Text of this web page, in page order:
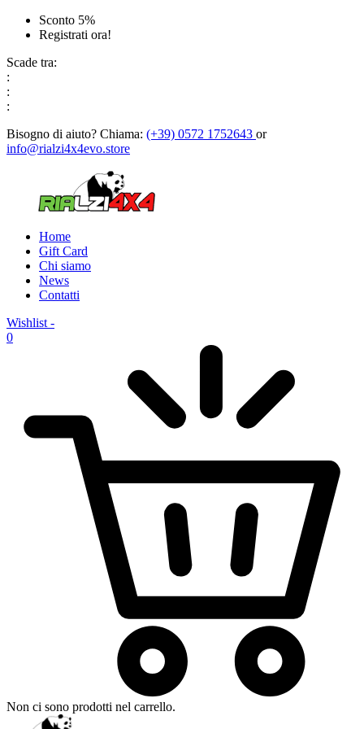
Sconto 5%
Registrati ora!
Scade tra:
:
:
:
Bisogno di aiuto? Chiama: (+39) 0572 1752643 or
info@rialzi4x4evo.store
Home
Gift Card
Chi siamo
News
Contatti
Wishlist -
0
Non ci sono prodotti nel carrello.